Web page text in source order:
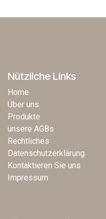
Nützliche Links
Home
Über uns
Produkte
unsere AGBs
Rechtliches
Datenschutzerklärung
Kontaktieren Sie uns
Impressum